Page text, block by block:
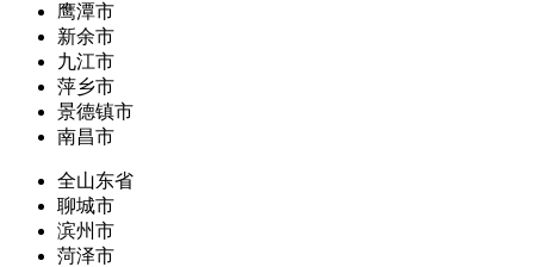
鹰潭市
新余市
九江市
萍乡市
景德镇市
南昌市
全山东省
聊城市
滨州市
菏泽市